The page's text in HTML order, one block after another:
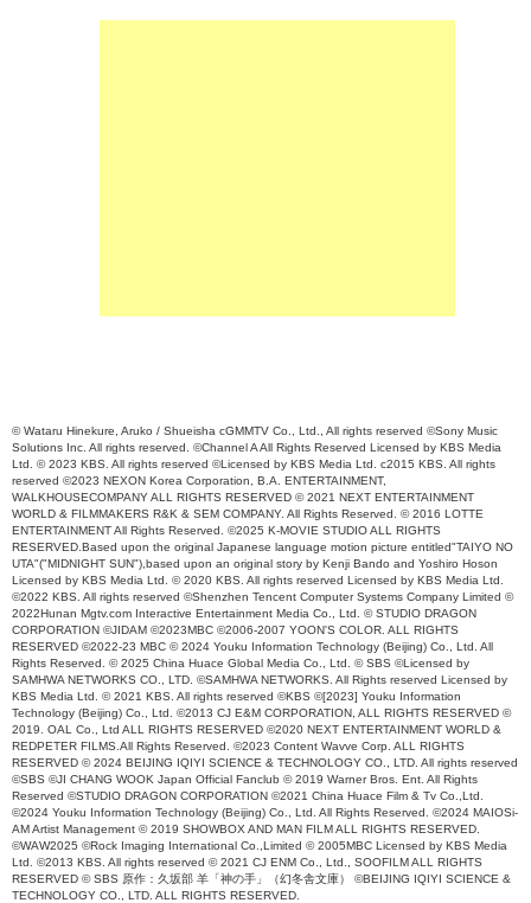
© Wataru Hinekure, Aruko / Shueisha cGMMTV Co., Ltd., All rights reserved ©Sony Music
Solutions Inc. All rights reserved. ©Channel A All Rights Reserved Licensed by KBS Media
Ltd. © 2023 KBS. All rights reserved ©Licensed by KBS Media Ltd. c2015 KBS. All rights
reserved ©2023 NEXON Korea Corporation, B.A. ENTERTAINMENT,
WALKHOUSECOMPANY ALL RIGHTS RESERVED © 2021 NEXT ENTERTAINMENT
WORLD & FILMMAKERS R&K & SEM COMPANY. All Rights Reserved. © 2016 LOTTE
ENTERTAINMENT All Rights Reserved. ©2025 K-MOVIE STUDIO ALL RIGHTS
RESERVED.Based upon the original Japanese language motion picture entitled"TAIYO NO
UTA"("MIDNIGHT SUN"),based upon an original story by Kenji Bando and Yoshiro Hoson
Licensed by KBS Media Ltd. © 2020 KBS. All rights reserved Licensed by KBS Media Ltd.
©2022 KBS. All rights reserved ©Shenzhen Tencent Computer Systems Company Limited ©
2022Hunan Mgtv.com Interactive Entertainment Media Co., Ltd. © STUDIO DRAGON
CORPORATION ©JIDAM ©2023MBC ©2006-2007 YOON'S COLOR. ALL RIGHTS
RESERVED ©2022-23 MBC © 2024 Youku Information Technology (Beijing) Co., Ltd. All
Rights Reserved. © 2025 China Huace Global Media Co., Ltd. © SBS ©Licensed by
SAMHWA NETWORKS CO., LTD. ©SAMHWA NETWORKS. All Rights reserved Licensed by
KBS Media Ltd. © 2021 KBS. All rights reserved ©KBS ©[2023] Youku Information
Technology (Beijing) Co., Ltd. ©2013 CJ E&M CORPORATION, ALL RIGHTS RESERVED ©
2019. OAL Co., Ltd ALL RIGHTS RESERVED ©2020 NEXT ENTERTAINMENT WORLD &
REDPETER FILMS.All Rights Reserved. ©2023 Content Wavve Corp. ALL RIGHTS
RESERVED © 2024 BEIJING IQIYI SCIENCE & TECHNOLOGY CO., LTD. All rights reserved
©SBS ©JI CHANG WOOK Japan Official Fanclub © 2019 Warner Bros. Ent. All Rights
Reserved ©STUDIO DRAGON CORPORATION ©2021 China Huace Film & Tv Co.,Ltd.
©2024 Youku Information Technology (Beijing) Co., Ltd. All Rights Reserved. ©2024 MAIOSi-
AM Artist Management © 2019 SHOWBOX AND MAN FILM ALL RIGHTS RESERVED.
©WAW2025 ©Rock Imaging International Co.,Limited © 2005MBC Licensed by KBS Media
Ltd. ©2013 KBS. All rights reserved © 2021 CJ ENM Co., Ltd., SOOFILM ALL RIGHTS
RESERVED © SBS 原作：久坂部 羊「神の手」（幻冬舎文庫） ©BEIJING IQIYI SCIENCE &
TECHNOLOGY CO., LTD. ALL RIGHTS RESERVED.